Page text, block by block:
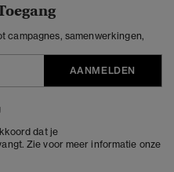
campagnes, samenwerkingen,
AANMELDEN
dat je
Zie voor meer informatie onze